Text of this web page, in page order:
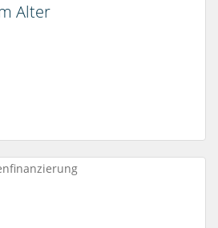
Alter